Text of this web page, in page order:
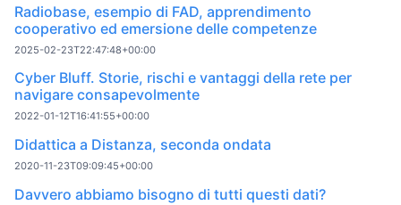
Radiobase, esempio di FAD, apprendimento
cooperativo ed emersione delle competenze
2025-02-23T22:47:48+00:00
Cyber Bluff. Storie, rischi e vantaggi della rete per
navigare consapevolmente
2022-01-12T16:41:55+00:00
Didattica a Distanza, seconda ondata
2020-11-23T09:09:45+00:00
Davvero abbiamo bisogno di tutti questi dati?